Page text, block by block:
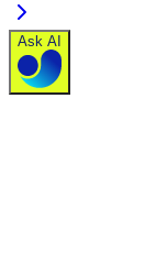
Ask AI